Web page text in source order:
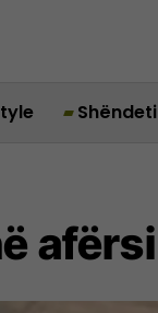
Shëndeti